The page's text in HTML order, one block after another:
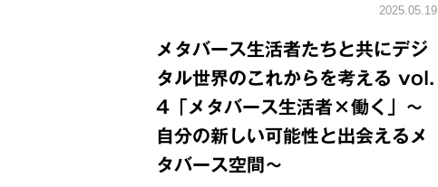
2025.05.19
メタバース生活者たちと共にデジ
タル世界のこれからを考える vol.
4「メタバース生活者×働く」～
自分の新しい可能性と出会えるメ
タバース空間～